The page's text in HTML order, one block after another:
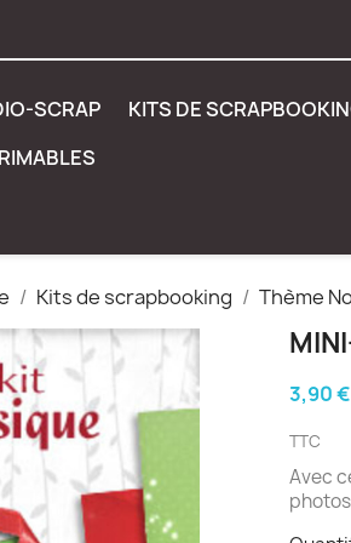
SCRAP KITS DE
Kits de scrapbooking Thème
3,90 €
TTC
Avec